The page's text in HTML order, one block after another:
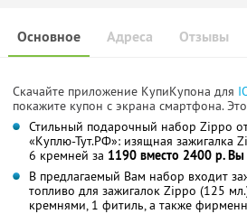
Основное Отзывы
Адреса
Скачайте приложение КупиКупона для
покажите купон с экрана смартфона.
Стильный подарочный набор Zippo
«Куплю-Тут.РФ»: изящная зажигалка
6 кремней за 1190 вместо 2400 р.
В предлагаемый Вам набор входит
топливо для зажигалок Zippo (125
кремнями, 1 фитиль, а также